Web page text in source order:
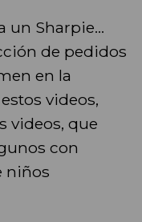
un Sharpie...
de pedidos
en la
videos,
videos, que
con
niños